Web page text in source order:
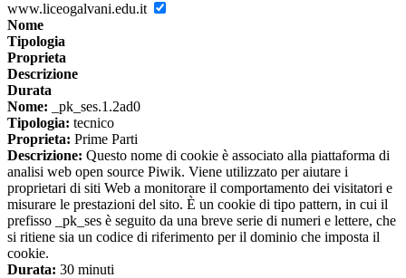
www.liceogalvani.edu.it
Nome
Tipologia
Proprieta
Descrizione
Durata
Nome: _pk_ses.1.2ad0
Tipologia: tecnico
Proprieta: Prime Parti
Descrizione: Questo nome di cookie è associato alla piattaforma di
analisi web open source Piwik. Viene utilizzato per aiutare i
proprietari di siti Web a monitorare il comportamento dei visitatori e
misurare le prestazioni del sito. È un cookie di tipo pattern, in cui il
prefisso _pk_ses è seguito da una breve serie di numeri e lettere, che
si ritiene sia un codice di riferimento per il dominio che imposta il
cookie.
Durata: 30 minuti